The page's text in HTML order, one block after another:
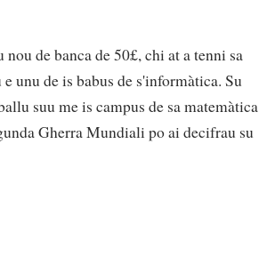
de banca de 50£, chi at a tenni sa
unu de is babus de s'informàtica. Su
suu me is campus de sa matemàtica
Gherra Mundiali po ai decifrau su